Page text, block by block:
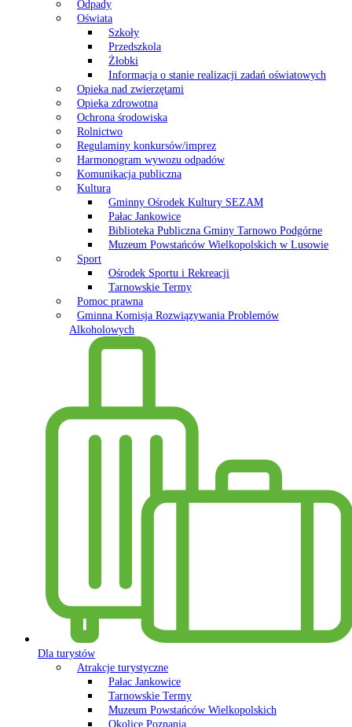
Odpady
Oświata
Szkoły
Przedszkola
Żłobki
Informacja o stanie realizacji zadań oświatowych
Opieka nad zwierzętami
Opieka zdrowotna
Ochrona środowiska
Rolnictwo
Regulaminy konkursów/imprez
Harmonogram wywozu odpadów
Komunikacja publiczna
Kultura
Gminny Ośrodek Kultury SEZAM
Pałac Jankowice
Biblioteka Publiczna Gminy Tarnowo Podgórne
Muzeum Powstańców Wielkopolskich w Lusowie
Sport
Ośrodek Sportu i Rekreacji
Tarnowskie Termy
Pomoc prawna
Gminna Komisja Rozwiązywania Problemów
Alkoholowych
Dla turystów
Atrakcje turystyczne
Pałac Jankowice
Tarnowskie Termy
Muzeum Powstańców Wielkopolskich
Okolice Poznania